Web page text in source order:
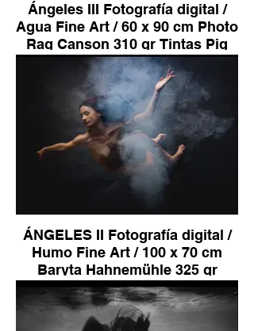
Ángeles III Fotografía digital /
Agua Fine Art / 60 x 90 cm Photo
Rag Canson 310 gr Tintas Pig
sobre Dibond Aluminio Bastidor
de Madera Edición de 10 2.500 €
ÁNGELES II Fotografía digital /
Humo Fine Art / 100 x 70 cm
Baryta Hahnemühle 325 gr
Tintas Pig sobre Dibond
Aluminio Bastidor de Madera
Edición de 10 2.500 €